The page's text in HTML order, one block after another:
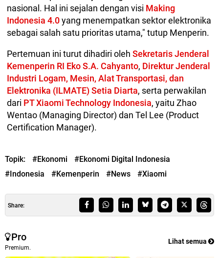
nasional. Hal ini sejalan dengan visi Making
Indonesia 4.0yang menempatkan sektor elektronika
sebagai salah satu prioritas utama," tutup Menperin.
Pertemuan ini turut dihadiri oleh Sekretaris Jenderal
Kemenperin RI Eko S.A. Cahyanto, Direktur Jenderal
Industri Logam, Mesin, Alat Transportasi, dan
Elektronika (ILMATE) Setia Diarta, serta perwakilan
dari PT Xiaomi Technology Indonesia, yaitu Zhao
Wentao (Managing Director) dan Tel Lee (Product
Certification Manager).
Topik: #Ekonomi
#Ekonomi Digital Indonesia
#Indonesia
#Kemenperin #News #Xiaomi
Share:
Pro
Premium.
Lihat semua